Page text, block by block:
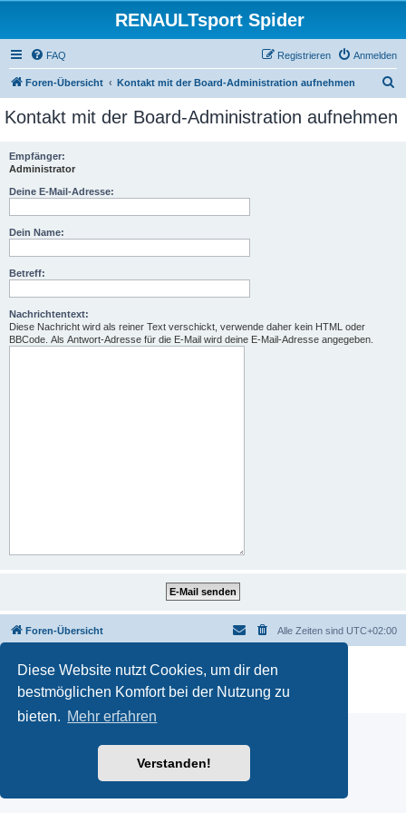
Diese Website nutzt Cookies, um dir den
bestmöglichen Komfort bei der Nutzung zu
bieten. Mehr erfahren
Verstanden!
RENAULTsport Spider
FAQ Anmelden
Registrieren
Foren-Übersicht Kontakt mit der Board-Administration aufnehmen
c
Kontakt mit der Board-Administration aufnehmen
Empfänger:
Administrator
Deine E-Mail-Adresse:
Dein Name:
Betreff:
Nachrichtentext:
Diese Nachricht wird als reiner Text verschickt, verwende daher kein HTML oder
BBCode. Als Antwort-Adresse für die E-Mail wird deine E-Mail-Adresse angegeben.
Foren-Übersicht Alle Zeiten sind UTC+02:00
Powered by phpBB
® Forum Software © phpBB Limited
Deutsche Übersetzung durch
Datenschutz|Nutzungsbedingungen